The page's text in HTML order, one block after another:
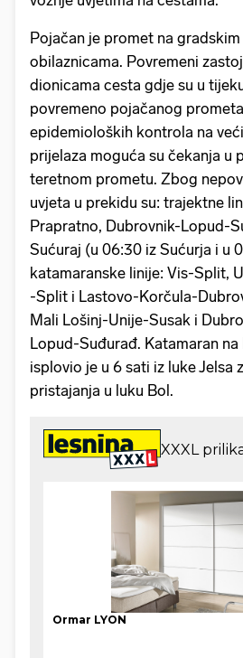
Pojačan je promet na
obilaznicama. Povremeni
dionicama cesta gdje su u
povremeno pojačanog
epidemioloških kontrola na
prijelaza moguća su čekanja u
teretnom prometu. Zbog
uvjeta u prekidu su: trajektne
Prapratno, Dubrovnik-Lopud-
Sućuraj (u 06:30 iz Sućurja i u
katamaranske linije: Vis-Split,
-Split i Lastovo-Korčula-
Mali Lošinj-Unije-Susak i
Lopud-Suđurađ . Katamaran
isplovio je u 6 sati iz luke Jelsa
pristajanja u luku Bol.